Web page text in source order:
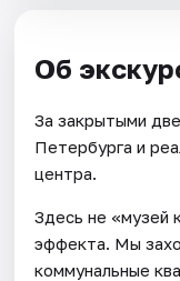
Об
За закрытыми
Петербурга и
центра.
Здесь не «музей
эффекта. Мы
коммунальные